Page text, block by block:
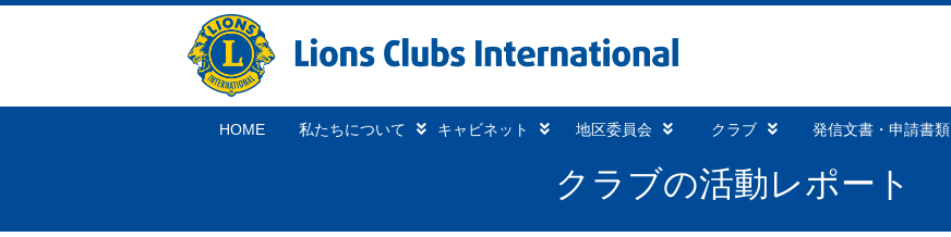
HOME 私たちについて キャビネット 地区委員会 クラブ 発信文書・申請書類
クラブの活動レポート